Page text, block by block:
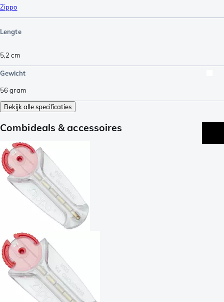
Zippo
Lengte
5,2 cm
Gewicht
56gram
Bekijk alle specificaties
Combideals & accessoires